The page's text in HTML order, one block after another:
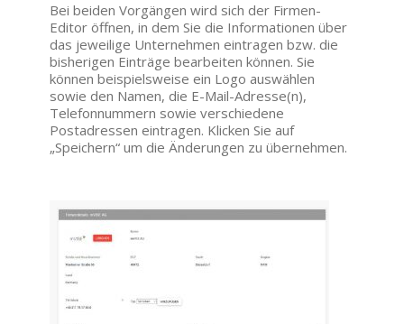
Bei beiden Vorgängen wird sich der Firmen-
Editor öffnen, in dem Sie die Informationen über
das jeweilige Unternehmen eintragen bzw. die
bisherigen Einträge bearbeiten können. Sie
können beispielsweise ein Logo auswählen
sowie den Namen, die E-Mail-Adresse(n),
Telefonnummern sowie verschiedene
Postadressen eintragen. Klicken Sie auf
„Speichern“ um die Änderungen zu übernehmen.